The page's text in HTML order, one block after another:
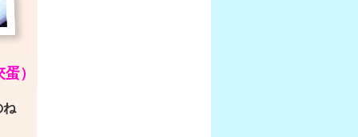
）
ね